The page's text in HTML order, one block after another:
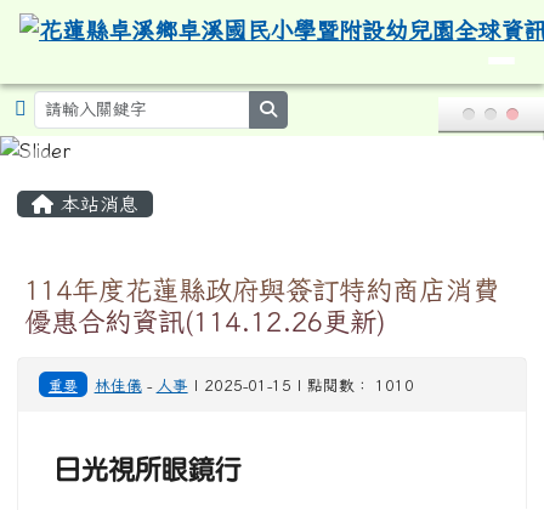
跳至主內容區
花蓮縣卓溪鄉卓溪國民小學暨附設
導覽列
本站消息
114年度花蓮縣政府與簽訂特約商店消費
優惠合約資訊(114.12.26更新)
重要 林佳儀 - 人事 | 2025-01-15 | 點閱數： 1010
日光視所眼鏡行